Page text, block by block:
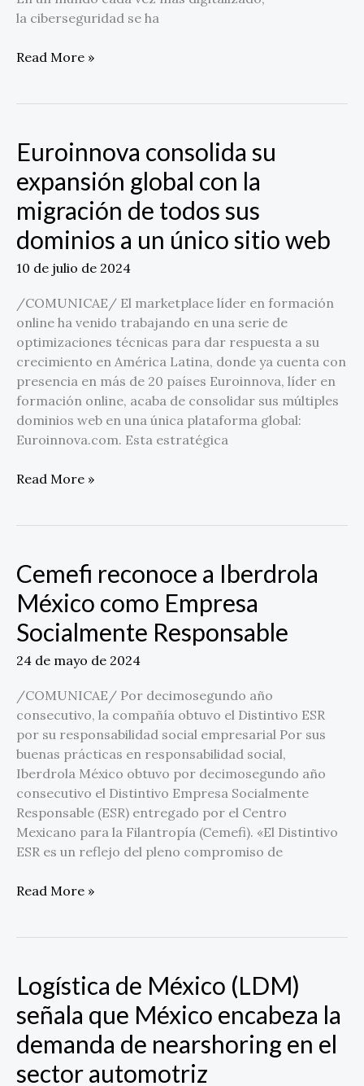
la ciberseguridad se ha
Read More »
Euroinnova consolida su
expansión global con la
migración de todos sus
dominios a un único sitio web
10 de julio de 2024
/COMUNICAE/ El marketplace líder en formación
online ha venido trabajando en una serie de
optimizaciones técnicas para dar respuesta a su
crecimiento en América Latina, donde ya cuenta con
presencia en más de 20 países Euroinnova, líder en
formación online, acaba de consolidar sus múltiples
dominios web en una única plataforma global:
Euroinnova.com. Esta estratégica
Euroinnova
consolida
su
expansión
global
con
la
de
todos
sus
dominios
a
un
único
sitio
Read More »
Cemefi reconoce a Iberdrola
México como Empresa
Socialmente Responsable
24 de mayo de 2024
/COMUNICAE/ Por decimosegundo año
consecutivo, la compañía obtuvo el Distintivo ESR
por su responsabilidad social empresarial Por sus
buenas prácticas en responsabilidad social,
Iberdrola México obtuvo por decimosegundo año
consecutivo el Distintivo Empresa Socialmente
Responsable (ESR) entregado por el Centro
Mexicano para la Filantropía (Cemefi). «El Distintivo
ESR es un reflejo del pleno compromiso de
Cemefi
reconoce
a
Iberdrola
México
como
Socialmente
Responsable
Read More »
Logística de México (LDM)
señala que México encabeza la
demanda de nearshoring en el
sector automotriz
Logística
de
México
(LDM)
señala
que